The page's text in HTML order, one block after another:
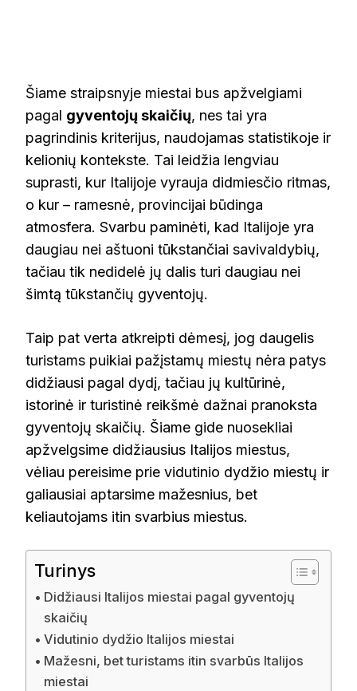
Šiame straipsnyje miestai bus apžvelgiami
pagal gyventojų skaičių, nes tai yra
pagrindinis kriterijus, naudojamas statistikoje ir
kelionių kontekste. Tai leidžia lengviau
suprasti, kur Italijoje vyrauja didmiesčio ritmas,
o kur – ramesnė, provincijai būdinga
atmosfera. Svarbu paminėti, kad Italijoje yra
daugiau nei aštuoni tūkstančiai savivaldybių,
tačiau tik nedidelė jų dalis turi daugiau nei
šimtą tūkstančių gyventojų.
Taip pat verta atkreipti dėmesį, jog daugelis
turistams puikiai pažįstamų miestų nėra patys
didžiausi pagal dydį, tačiau jų kultūrinė,
istorinė ir turistinė reikšmė dažnai pranoksta
gyventojų skaičių. Šiame gide nuosekliai
apžvelgsime didžiausius Italijos miestus,
vėliau pereisime prie vidutinio dydžio miestų ir
galiausiai aptarsime mažesnius, bet
keliautojams itin svarbius miestus.
Turinys
Didžiausi Italijos miestai pagal gyventojų
skaičių
Vidutinio dydžio Italijos miestai
Mažesni, bet turistams itin svarbūs Italijos
miestai